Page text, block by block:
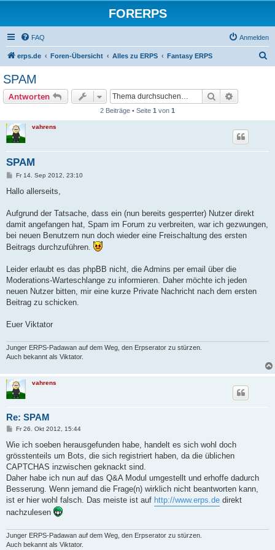
FORERPS
FAQ Anmelden
erps.de Foren-Übersicht Alles zu ERPS Fantasy ERPS
SPAM
Antworten Suche
2 Beiträge • Seite 1 von 1
vahrens
SPAM
B
i
a
Fr 14. Sep 2012, 23:10
Hallo allerseits,
Aufgrund der Tatsache, dass ein (nun bereits gesperrter) Nutzer direkt
damit angefangen hat, Spam im Forum zu verbreiten, war ich gezwungen,
bei neuen Benutzern nun doch wieder eine Freischaltung des ersten
Beitrags durchzuführen.
Leider erlaubt es das phpBB nicht, die Admins per email über die
Moderations-Warteschlange zu informieren. Daher möchte ich jeden
neuen Nutzer bitten, mir eine kurze Private Nachricht nach dem ersten
Beitrag zu schicken.
Euer Viktator
Junger ERPS-Padawan auf dem Weg, den Erpserator zu stürzen.
Auch bekannt als Viktator.
vahrens
Re: SPAM
B
i
r
a
Fr 26. Okt 2012, 15:44
Wie ich soeben herausgefunden habe, handelt es sich wohl doch
grösstenteils um Bots, die sich registriert haben, da die üblichen
CAPTCHAS inzwischen geknackt sind.
Daher habe ich nun auf das Q&A Modul umgestellt und erhoffe dadurch
Besserung. Wenn jemand die Frage(n) wirklich nicht beantworten kann,
ist er hier wohl falsch. Das meiste ist auf http://www.erps.de direkt
nachzulesen
Junger ERPS-Padawan auf dem Weg, den Erpserator zu stürzen.
Auch bekannt als Viktator.